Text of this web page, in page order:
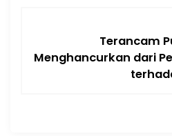
Terancam
Menghancurkan dari